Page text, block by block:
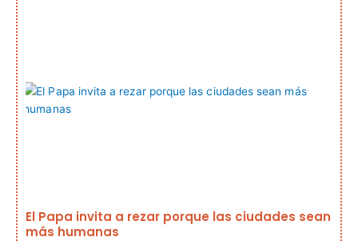
El Papa invita a rezar porque las ciudades sean
más humanas